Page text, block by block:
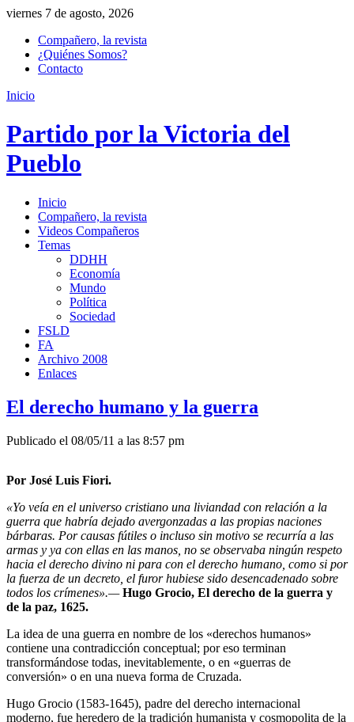
viernes 7 de agosto, 2026
Compañero, la revista
¿Quiénes Somos?
Contacto
Inicio
Partido por la Victoria del
Pueblo
Inicio
Compañero, la revista
Videos Compañeros
Temas
DDHH
Economía
Mundo
Política
Sociedad
FSLD
FA
Archivo 2008
Enlaces
El derecho humano y la guerra
Publicado el 08/05/11 a las 8:57 pm
Por José Luis Fiori.
«Yo veía en el universo cristiano una liviandad con relación a la
guerra que habría dejado avergonzadas a las propias naciones
bárbaras. Por causas fútiles o incluso sin motivo se recurría a las
armas y ya con ellas en las manos, no se observaba ningún respeto
hacia el derecho divino ni para con el derecho humano, como si por
la fuerza de un decreto, el furor hubiese sido desencadenado sobre
todos los crímenes».— Hugo Grocio, El derecho de la guerra y
de la paz, 1625.
La idea de una guerra en nombre de los «derechos humanos»
contiene una contradicción conceptual; por eso terminan
transformándose todas, inevitablemente, o en «guerras de
conversión» o en una nueva forma de Cruzada.
Hugo Grocio (1583-1645), padre del derecho internacional
moderno, fue heredero de la tradición humanista y cosmopolita de la